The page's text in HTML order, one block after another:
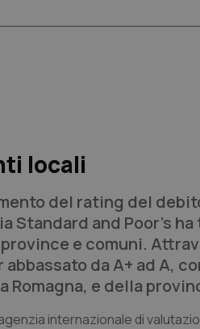
locali
del rating del
Standard and Poor’s
e comuni.
da A+ ad A,
e della
internazionale di